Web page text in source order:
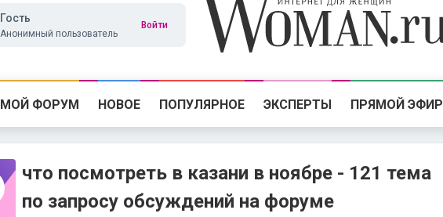
Гость
Анонимный пользователь
Войти
МОЙ ФОРУМ НОВОЕ ПОПУЛЯРНОЕ ЭКСПЕРТЫ ПРЯМОЙ ЭФИР
что посмотреть в казани в ноябре - 121 тема
по запросу обсуждений на форуме